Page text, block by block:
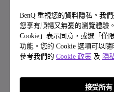
BenQ 重視您的資料隱私。我
您享有順暢又無憂的瀏覽體驗
Cookie」表示同意，或選「僅
功能。您的 Cookie 選項可以
參考我們的 Cookie 政策 及 隱
接受所有
了解